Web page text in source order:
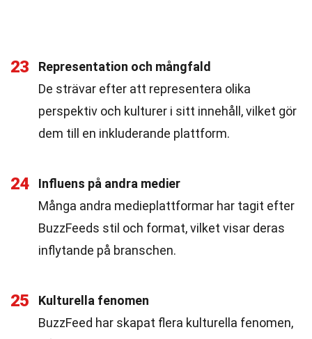
23
Representation och mångfald
De strävar efter att representera olika
perspektiv och kulturer i sitt innehåll, vilket gör
dem till en inkluderande plattform.
24
Influens på andra medier
Många andra medieplattformar har tagit efter
BuzzFeeds stil och format, vilket visar deras
inflytande på branschen.
25
Kulturella fenomen
BuzzFeed har skapat flera kulturella fenomen,